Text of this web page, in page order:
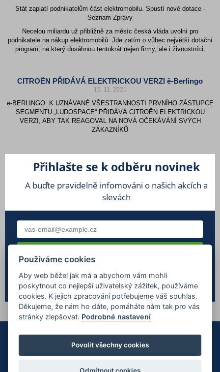
Stát zaplatí podnikatelům část elektromobilu. Spustí nové dotace -
Seznam Zprávy
Necelou miliardu už přibližně za měsíc česká vláda uvolní pro
podnikatele na nákup elektromobilů. Jde zatím o vůbec největší dotační
program, na který dosáhnou tentokrát nejen firmy, ale i živnostníci.
CITROËN PŘIDÁVÁ ELEKTRICKOU VERZI ë-Berlingo
15. 11. 2021
ë-BERLINGO: K UZNÁVANÉ VŠESTRANNOSTI PRVNÍHO ZÁSTUPCE
SEGMENTU „LUDOSPACE“ PŘIDÁVÁ CITROËN ELEKTRICKOU
VERZI, ABY TAK REAGOVAL NA NOVÁ OČEKÁVÁNÍ SVÝCH
ZÁKAZNÍKŮ
Přihlašte se k odběru novinek
A buďte pravidelně infomováni o našich akcích a
slevách
Používáme cookies
Aby web běžel jak má a abychom vám mohli
poskytnout co nejlepší uživatelský zážitek, používáme
cookies. K jejich zpracování potřebujeme váš souhlas.
Děkujeme, že nám ho dáte, pomáháte nám tak pro vás
stránky zlepšovat. Podrobné nastavení
Povolit všechny cookies